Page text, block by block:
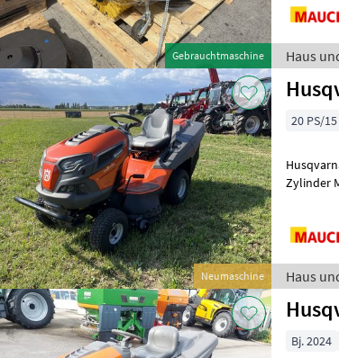
Gebrauchtmaschine Haus
Neumaschine
20 PS/
Zylinder Motor - effektive Leistung von ca.
Haus
Bj. 2024